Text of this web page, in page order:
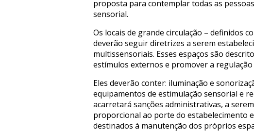
proposta para contemplar todas as
sensorial.
Os locais de grande circulação – definidos
deverão seguir diretrizes a serem
multissensoriais. Esses espaços são
estímulos externos e promover a regulação
Eles deverão conter: iluminação e
equipamentos de estimulação sensorial e
acarretará sanções administrativas, a
proporcional ao porte do estabelecimento
destinados à manutenção dos próprios